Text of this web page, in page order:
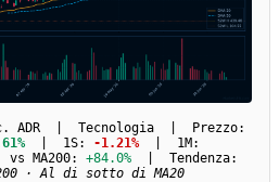
ADR | Tecnologia | Prezzo:
| 1S: -1.21% | 1M:
MA200: +84.0% | Tendenza:
· Al di sotto di MA20